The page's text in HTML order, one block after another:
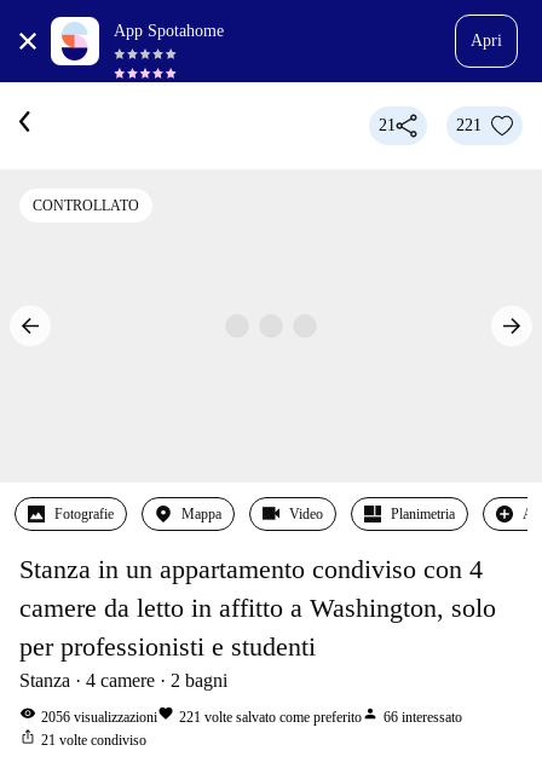
App Spotahome
Apri
21 221
CONTROLLATO
Fotografie Mappa Video Planimetria
Stanza in un appartamento condiviso con 4
camere da letto in affitto a Washington, solo
per professionisti e studenti
Stanza 4 camere 2 bagni
visibility 2056 visualizzazionifavorite 221 volte salvato come preferitoperson 66 interessato
ios_share 21 volte condiviso